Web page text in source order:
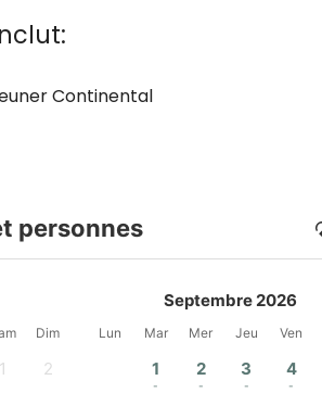
Continental
personnes
Dim
1 2
Septembre 2026
Lun Mar Mer Jeu Ven
1
-
2
-
3
-
4
-